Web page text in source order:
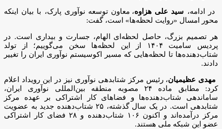
در ادامه، سید علی هزاوه، معاون توسعه نوآوری پارک، با بیان اینکه
محور امسال «روایت لحظه‌ها» است، گفت:
هر تصمیم بزرگ، حاصل لحظه‌ای الهام، جسارت و بیداری است. در
پردیس سامیت ۱۴۰۴ از این لحظه‌ها سخن می‌گوییم؛ از تولد
شتاب‌دهنده‌ها تا لحظه‌هایی که مسیر اکوسیستم نوآوری ایران را تغییر
دادند.
مهدی عظیمیان، رئیس مرکز شتابدهی نوآوری نیز در این رویداد اعلام
کرد: مطابق ماده ۲۴ مصوبه منطقه بین‌المللی نوآوری ایران،
ساماندهی شتاب‌دهنده‌ها و فضاهای کار اشتراکی بر عهده مرکز
شتابدهی است. در یک سال گذشته، ۲۵ شتاب‌دهنده جدید به عضویت
مرکز درآمده‌اند و اکنون ۱۰۶ شتاب‌دهنده و ۲۸ فضای کار اشتراکی
عضو این شبکه ملی هستند.